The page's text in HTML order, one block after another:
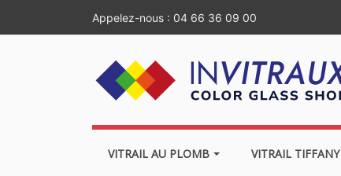
Appelez-nous : 04 66 36 09 00
VITRAIL AU PLOMB VITRAIL TIFFANY